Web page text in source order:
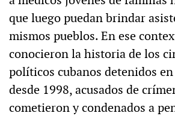
que luego puedan brindar
mismos pueblos. En ese
conocieron la historia de los
políticos cubanos detenidos
desde 1998, acusados de
cometieron y condenados a